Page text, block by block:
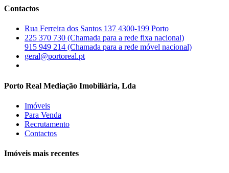
Contactos
Rua Ferreira dos Santos 137 4300-199 Porto
225 370 730 (Chamada para a rede fixa nacional)
915 949 214 (Chamada para a rede móvel nacional)
geral@portoreal.pt
Porto Real Mediação Imobiliária, Lda
Imóveis
Para Venda
Recrutamento
Contactos
Imóveis mais recentes